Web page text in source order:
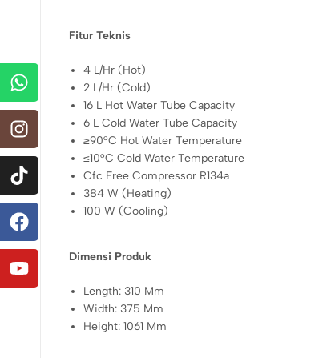
Fitur Teknis
4 L/Hr (Hot)
2 L/Hr (Cold)
16 L Hot Water Tube Capacity
6 L Cold Water Tube Capacity
≥90°C Hot Water Temperature
≤10°C Cold Water Temperature
Cfc Free Compressor R134a
384 W (Heating)
100 W (Cooling)
Dimensi Produk
Length: 310 Mm
Width: 375 Mm
Height: 1061 Mm